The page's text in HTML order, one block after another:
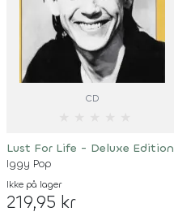
CD
Lust For Life - Deluxe Edition
Iggy Pop
Ikke på lager
219,95 kr